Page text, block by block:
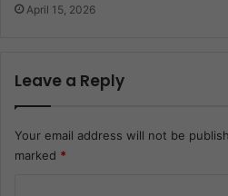
April 15, 2026
Leave a Reply
Your email address will not be
marked *